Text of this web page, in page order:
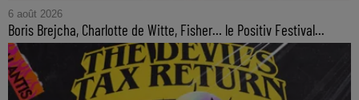
6 août 2026
Boris Brejcha, Charlotte de Witte, Fisher… le Positiv Festival...